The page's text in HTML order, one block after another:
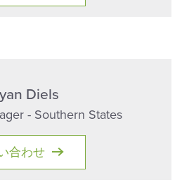
Diels
- Southern States
合わせ